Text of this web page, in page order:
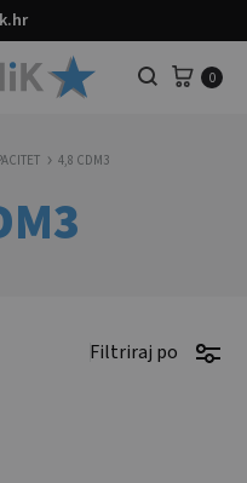
Pretraga 0
4,8 CDM3
Filtriraj po